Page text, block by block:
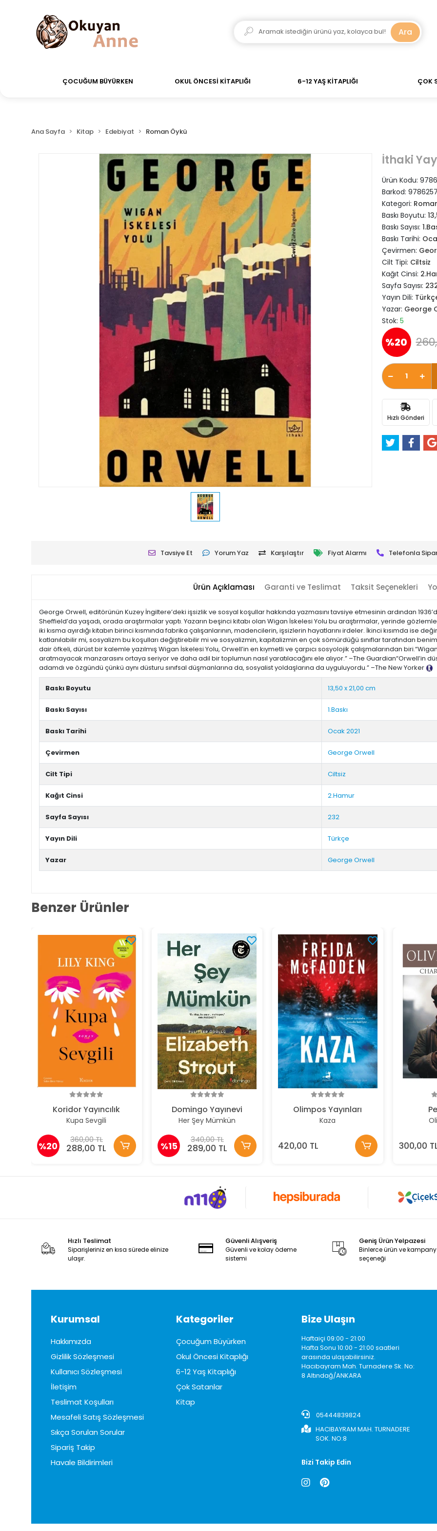
siparişler Aynı Gün Kargo! Saat 11:00'a kadar verdiğiniz siparişler Aynı Gün Kargo! 700 TL
Ara
ÇOCUĞUM BÜYÜRKEN OKUL ÖNCESİ KİTAPLIĞI 6-12 YAŞ KİTAPLIĞI ÇOK
Ana Sayfa Kitap Edebiyat Roman Öykü
İthaki
Ürün Kodu:
Barkod:
Kategori:
Baskı Boyutu:
Baskı Sayısı:
Baskı Tarihi:
Çevirmen:
Cilt Tipi: Ciltsiz
Kağıt Cinsi:
Sayfa Sayısı:
Yayın Dili:
Yazar: George
Stok: 5
%20
Hızlı Gönderi
Tavsiye Et Yorum Yaz Karşılaştır Fiyat Alarmı Telefonla
Ürün Açıklaması Garanti ve Teslimat Taksit Seçenekleri
George Orwell, editörünün Kuzey İngiltere’deki işsizlik ve sosyal koşullar hakkında yazmasını tavsiye etmesinin ardından
Sheffield’da yaşadı, orada araştırmalar yaptı. Yazarın beşinci kitabı olan Wigan İskelesi Yolu bu araştırmalar, yerinde
iki kısma ayırdığı kitabın birinci kısmında fabrika çalışanlarının, madencilerin, işsizlerin hayatlarını irdeler. İkinci kısımda ise
katlanılabilir mi, sosyalizm bu koşulları değiştirebilir mi ve sosyalizmin, kapitalizmin en çok sömürdüğü sınıflar tarafından
dair öfkeli, dürüst bir kalemle yazılmış Wigan İskelesi Yolu, Orwell’in en kıymetli ve çarpıcı sosyolojik çalışmalarından
aratmayacak manzarasını ortaya seriyor ve daha adil bir toplumun nasıl yaratılacağını ele alıyor.” –The Guardian“Orwell’in
adamdı ve özgündü çünkü aynı düsturu sınıfsal düşmanlarına da, sosyalist yoldaşlarına da uyguluyordu.” –The New Yorker
Baskı Boyutu 13,50 x 21,00 cm
Baskı Sayısı 1.Baskı
Baskı Tarihi Ocak 2021
Çevirmen George Orwell
Cilt Tipi Ciltsiz
Kağıt Cinsi 2.Hamur
Sayfa Sayısı 232
Yayın Dili Türkçe
Yazar George Orwell
Benzer Ürünler
Koridor Yayıncılık
Kupa Sevgili
%20
360,00 TL
288,00 TL
Domingo Yayınevi
Her Şey Mümkün
%15
340,00 TL
289,00 TL
Olimpos Yayınları
Kaza
420,00 TL 300,00
Hızlı Teslimat
Siparişleriniz en kısa sürede elinize
ulaşır.
Güvenli Alışveriş
Güvenli ve kolay ödeme
sistemi
Geniş Ürün Yelpazesi
Binlerce ürün ve
seçeneği
Kurumsal
Hakkımızda
Gizlilik Sözleşmesi
Kullanıcı Sözleşmesi
İletişim
Teslimat Koşulları
Mesafeli Satış Sözleşmesi
Sıkça Sorulan Sorular
Sipariş Takip
Havale Bildirimleri
Kategoriler
Çocuğum Büyürken
Okul Öncesi Kitaplığı
6-12 Yaş Kitaplığı
Çok Satanlar
Kitap
Bize Ulaşın
Haftaiçi 09:00 - 21:00
Hafta Sonu 10:00 - 21:00 saatleri
arasında ulaşabilirsiniz.
Hacıbayram Mah. Turnadere Sk. No:
8 Altındağ/ANKARA
05444839824
HACIBAYRAM MAH. TURNADERE
SOK. NO:8
Bizi Takip Edin